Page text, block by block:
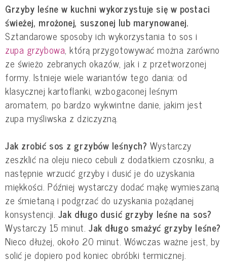
Grzyby leśne w kuchni wykorzystuje się w postaci
świeżej, mrożonej, suszonej lub marynowanej.
Sztandarowe sposoby ich wykorzystania to sos i
zupa grzybowa, którą przygotowywać można zarówno
ze świeżo zebranych okazów, jak i z przetworzonej
formy. Istnieje wiele wariantów tego dania: od
klasycznej kartoflanki, wzbogaconej leśnym
aromatem, po bardzo wykwintne danie, jakim jest
zupa myśliwska z dziczyzną.
Jak zrobić sos z grzybów leśnych? Wystarczy
zeszklić na oleju nieco cebuli z dodatkiem czosnku, a
następnie wrzucić grzyby i dusić je do uzyskania
miękkości. Później wystarczy dodać mąkę wymieszaną
ze śmietaną i podgrzać do uzyskania pożądanej
konsystencji. Jak długo dusić grzyby leśne na sos?
Wystarczy 15 minut.Jak długo smażyć grzyby leśne?
Nieco dłużej, około 20 minut. Wówczas ważne jest, by
solić je dopiero pod koniec obróbki termicznej.